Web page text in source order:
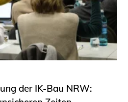
der IK-Bau NRW: